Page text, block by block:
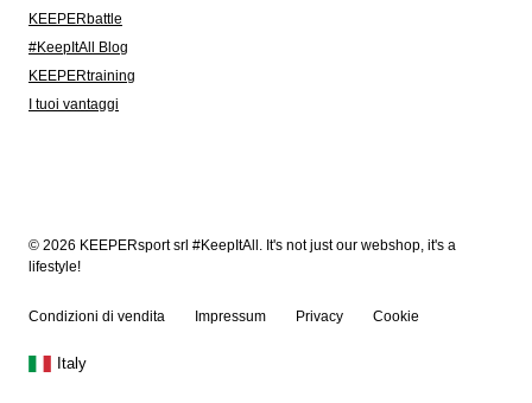
KEEPERbattle
#KeepItAll Blog
KEEPERtraining
I tuoi vantaggi
© 2026 KEEPERsport srl #KeepItAll. It's not just our webshop, it's a
lifestyle!
Condizioni di vendita Impressum Privacy Cookie
Italy